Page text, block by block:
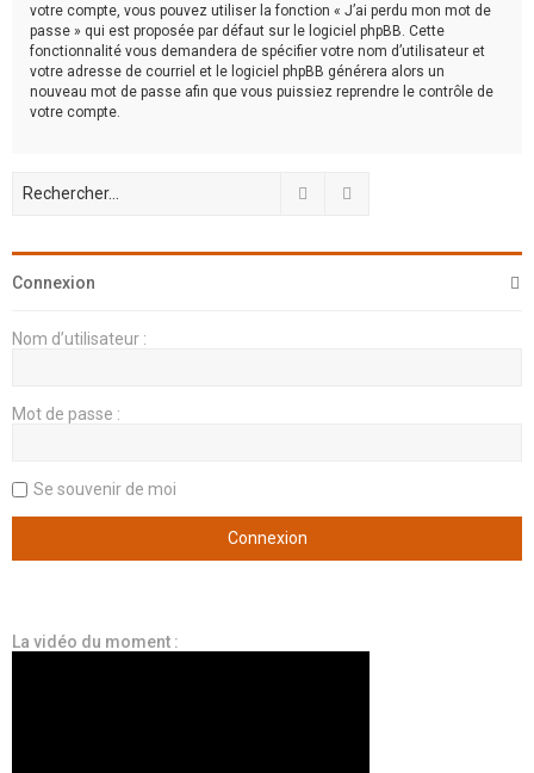
votre compte, vous pouvez utiliser la fonction « J’ai perdu mon mot de
passe » qui est proposée par défaut sur le logiciel phpBB. Cette
fonctionnalité vous demandera de spécifier votre nom d’utilisateur et
votre adresse de courriel et le logiciel phpBB générera alors un
nouveau mot de passe afin que vous puissiez reprendre le contrôle de
votre compte.
Rechercher
Connexion
Nom d’utilisateur :
Mot de passe :
Se souvenir de moi
La vidéo du moment :